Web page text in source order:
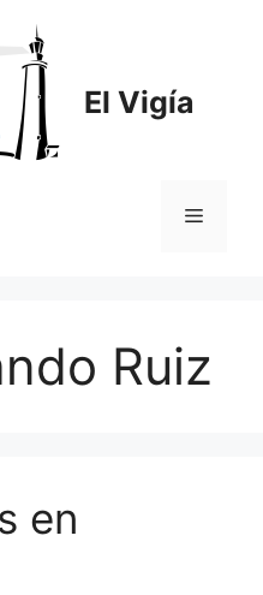
El Vigía
Menú
Ruiz
en